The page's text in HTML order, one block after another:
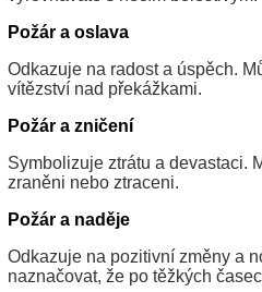
Požár a oslava
Odkazuje na radost a úspěch.
vítězství nad překážkami.
Požár a zničení
Symbolizuje ztrátu a devastaci.
zraněni nebo ztraceni.
Požár a naděje
Odkazuje na pozitivní změny a
naznačovat, že po těžkých